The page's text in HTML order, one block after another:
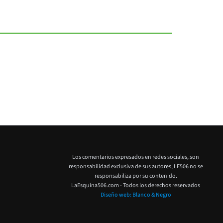
Los comentarios expresados en redes sociales, son
responsabilidad exclusiva de sus autores,LE506 no se
responsabiliza por su contenido.
LaEsquina506.com - Todos los derechos reservados
Diseño web: Blanco & Negro